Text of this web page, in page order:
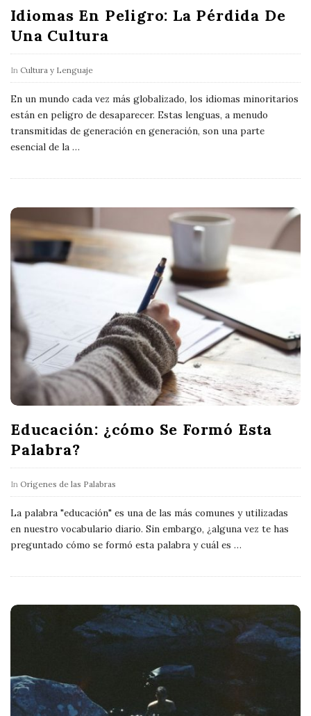
Idiomas En Peligro: La Pérdida De
Una Cultura
In Cultura y Lenguaje
En un mundo cada vez más globalizado, los idiomas minoritarios
están en peligro de desaparecer. Estas lenguas, a menudo
transmitidas de generación en generación, son una parte
esencial de la …
Educación: ¿cómo Se Formó Esta
Palabra?
In Orígenes de las Palabras
La palabra "educación" es una de las más comunes y utilizadas
en nuestro vocabulario diario. Sin embargo, ¿alguna vez te has
preguntado cómo se formó esta palabra y cuál es …